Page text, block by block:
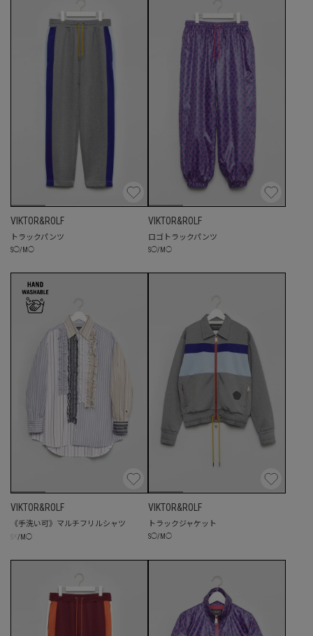
VIKTOR&ROLF
トラックパンツ
S◯/ M ◯
VIKTOR&ROLF
ロゴトラックパンツ
S◯/ M ◯
VIKTOR&ROLF
《手洗い可》マルチフリルシャツ
/ M ◯
VIKTOR&ROLF
トラックジャケット
S◯/ M ◯